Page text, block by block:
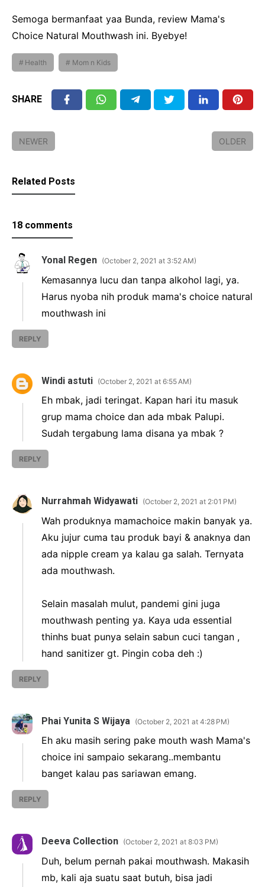
Semoga bermanfaat yaa Bunda, review Mama's
Choice Natural Mouthwash ini. Byebye!
Health Mom n Kids
SHARE
NEWER OLDER
Related Posts
18 comments
Yonal Regen October 2, 2021 at 3:52 AM
Kemasannya lucu dan tanpa alkohol lagi, ya.
Harus nyoba nih produk mama's choice natural
mouthwash ini
REPLY
Windi astuti October 2, 2021 at 6:55 AM
Eh mbak, jadi teringat. Kapan hari itu masuk
grup mama choice dan ada mbak Palupi.
Sudah tergabung lama disana ya mbak ?
REPLY
Nurrahmah Widyawati October 2, 2021 at 2:01 PM
Wah produknya mamachoice makin banyak ya.
Aku jujur cuma tau produk bayi & anaknya dan
ada nipple cream ya kalau ga salah. Ternyata
ada mouthwash.
Selain masalah mulut, pandemi gini juga
mouthwash penting ya. Kaya uda essential
thinhs buat punya selain sabun cuci tangan ,
hand sanitizer gt. Pingin coba deh :)
REPLY
Phai Yunita S Wijaya October 2, 2021 at 4:28 PM
Eh aku masih sering pake mouth wash Mama's
choice ini sampaio sekarang..membantu
banget kalau pas sariawan emang.
REPLY
Deeva Collection October 2, 2021 at 8:03 PM
Duh, belum pernah pakai mouthwash. Makasih
mb, kali aja suatu saat butuh, bisa jadi